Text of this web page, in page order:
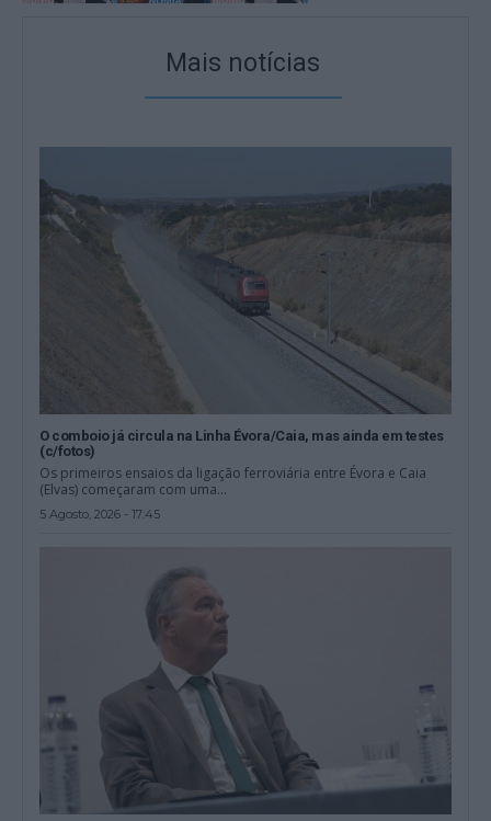
Mais notícias
O comboio já circula na Linha Évora/Caia, mas ainda em testes
(c/fotos)
Os primeiros ensaios da ligação ferroviária entre Évora e Caia
(Elvas) começaram com uma...
5 Agosto, 2026 - 17:45